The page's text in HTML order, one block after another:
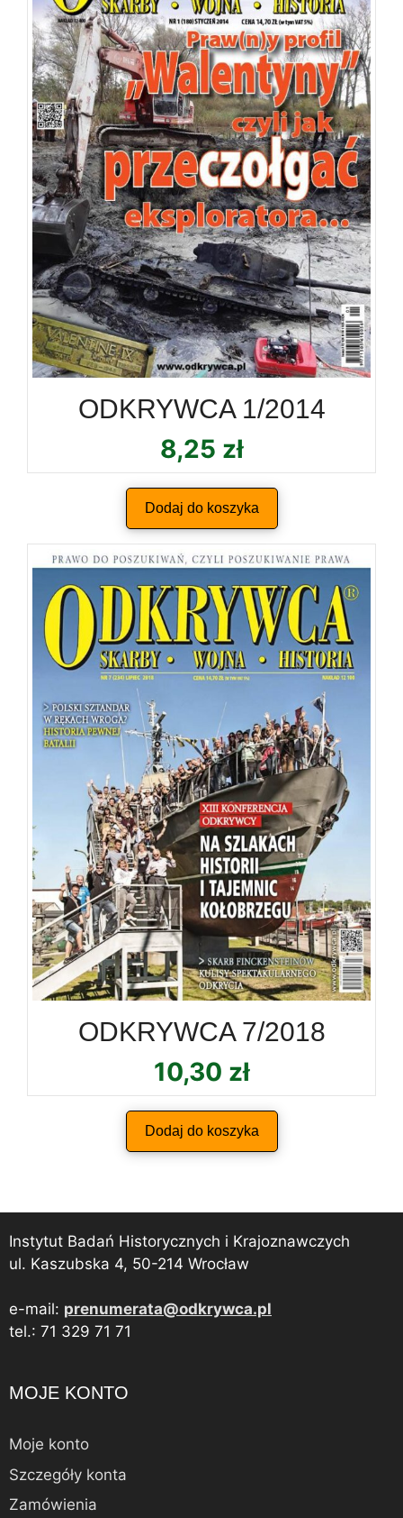
ODKRYWCA 1/2014
8,25 zł
Dodaj do koszyka
ODKRYWCA 7/2018
10,30 zł
Dodaj do koszyka
Instytut Badań Historycznych i Krajoznawczych
ul. Kaszubska 4, 50-214 Wrocław
e-mail: prenumerata@odkrywca.pl
tel.: 71 329 71 71
MOJE KONTO
Moje konto
Szczegóły konta
Zamówienia